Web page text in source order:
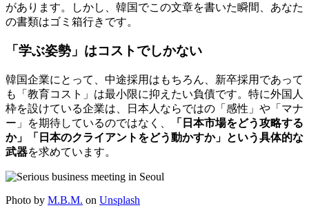
があります。しかし、韓国でこの文章を書いた瞬間、あなた
の書類はゴミ箱行きです。
「学ぶ姿勢」はコストでしかない
韓国企業にとって、中途採用はもちろん、新卒採用であって
も「教育コスト」は最小限に抑えたい負債です。特に外国人
枠を設けている企業は、日本人ならではの「感性」や「マナ
ー」を期待しているのではなく、
「日本市場をどう攻略する
か」「日本のクライアントをどう動かすか」という具体的な
武器を求めています。
Photo by M.B.M. on Unsplash